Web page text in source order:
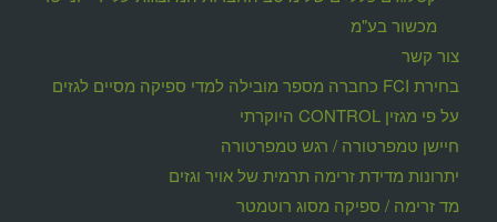
מכשור בע"מ
צור קשר
בחירת FCI כחברה מספר מובילה למדי ספיקה מסיים לגזים
על פי מגזין CONTROL היוקרתי
חיישן טמפרטורה / רגש טמפרטורה
יתרונות מדידת זרימה תרמית של אויר וגזים
מד זרימה / ספיקה מסוג רוטמטר